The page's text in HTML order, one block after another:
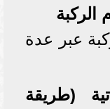
الركبة
عبر عدة
(طريقة